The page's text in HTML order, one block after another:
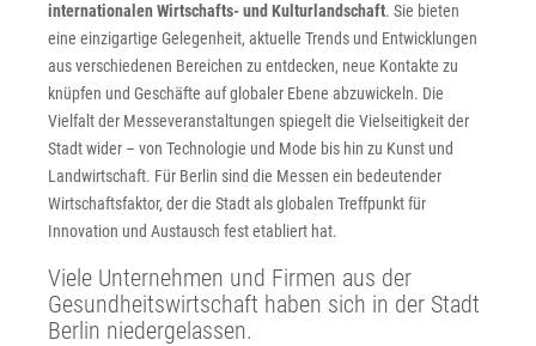
internationalen Wirtschafts- und Kulturlandschaft. Sie bieten
eine einzigartige Gelegenheit, aktuelle Trends und Entwicklungen
aus verschiedenen Bereichen zu entdecken, neue Kontakte zu
knüpfen und Geschäfte auf globaler Ebene abzuwickeln. Die
Vielfalt der Messeveranstaltungen spiegelt die Vielseitigkeit der
Stadt wider – von Technologie und Mode bis hin zu Kunst und
Landwirtschaft. Für Berlin sind die Messen ein bedeutender
Wirtschaftsfaktor, der die Stadt als globalen Treffpunkt für
Innovation und Austausch fest etabliert hat.
Viele Unternehmen und Firmen aus der
Gesundheitswirtschaft haben sich in der Stadt
Berlin niedergelassen.